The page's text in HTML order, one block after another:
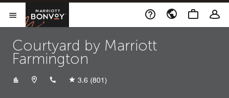
Skip to Content
Abrir menu
Marriott Bonvoy
Courtyard by Marriott
Farmington
+15053255111
3.6 (801)